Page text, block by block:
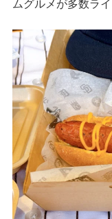
ムグルメが多数ラ